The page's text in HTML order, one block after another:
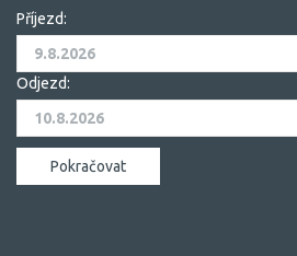
Příjezd:
Odjezd: